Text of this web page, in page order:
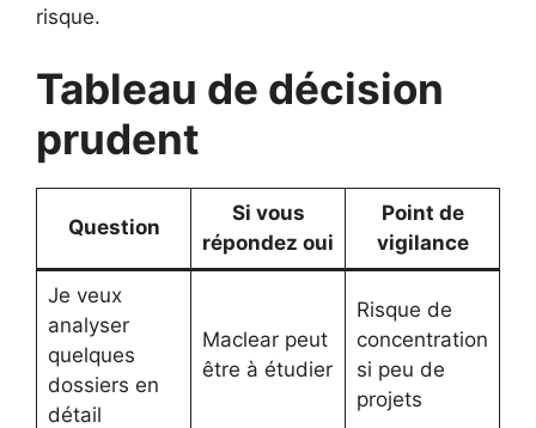
risque.
Tableau de décision
prudent
Question
Si vous
répondez oui
Point de
vigilance
Je veux
analyser
quelques
dossiers en
détail
Maclear peut
être à étudier
Risque de
concentration
si peu de
projets